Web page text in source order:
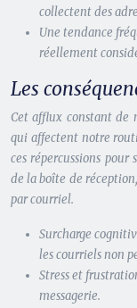
collectent des
Une tendance
réellement
Les
Cet afflux constant de
qui affectent notre
ces répercussions pour
de la boîte de
par courriel.
Surcharge
les courriels non
Stress et
messagerie.